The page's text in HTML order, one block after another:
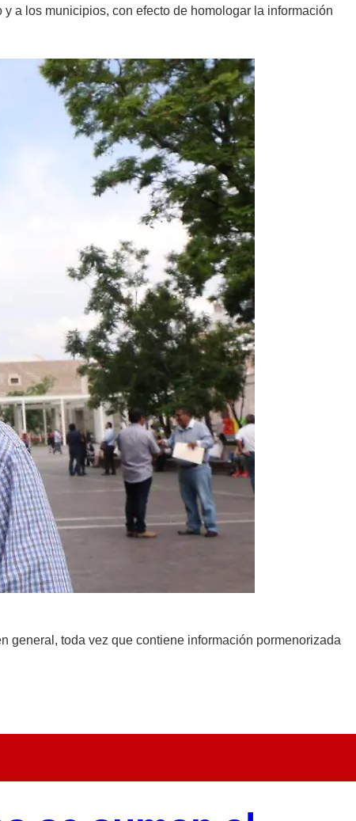
a los municipios, con efecto de homologar la información
general, toda vez que contiene información pormenorizada